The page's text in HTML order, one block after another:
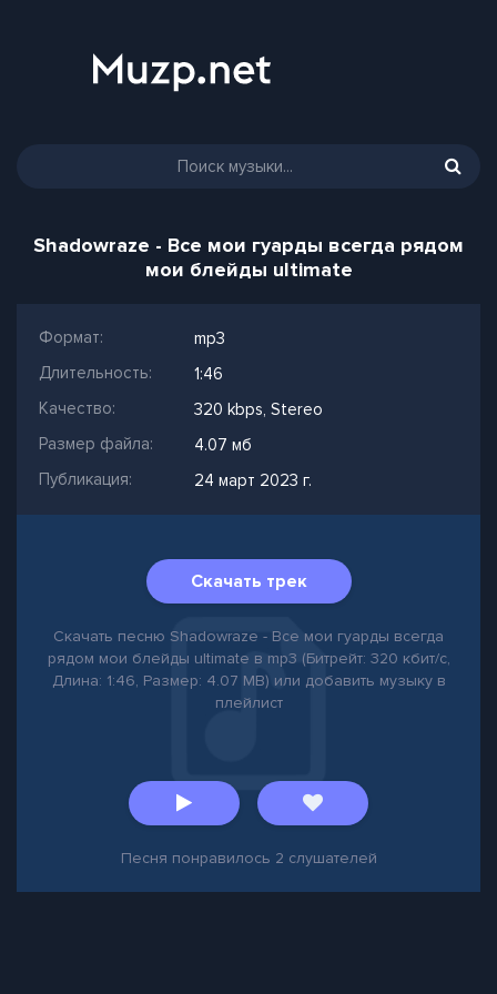
Shadowraze - Все мои гуарды всегда рядом
мои блейды ultimate
Формат:
mp3
Длительность:
1:46
Качество:
320 kbps, Stereo
Размер файла:
4.07 мб
Публикация:
24 март 2023 г.
Скачать трек
Скачать песню Shadowraze - Все мои гуарды всегда
рядом мои блейды ultimate в mp3 (Битрейт: 320 кбит/с,
Длина: 1:46, Размер: 4.07 MB) или добавить музыку в
плейлист
Песня понравилось 2 слушателей